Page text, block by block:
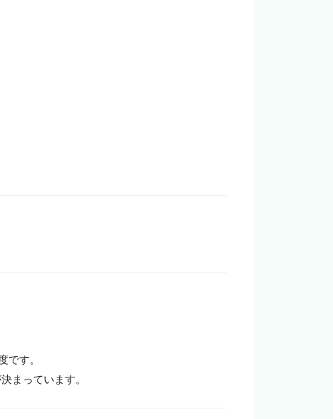
です。
まっています。